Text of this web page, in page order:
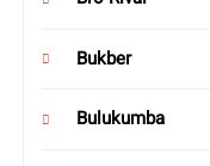
Bukber
Bulukumba